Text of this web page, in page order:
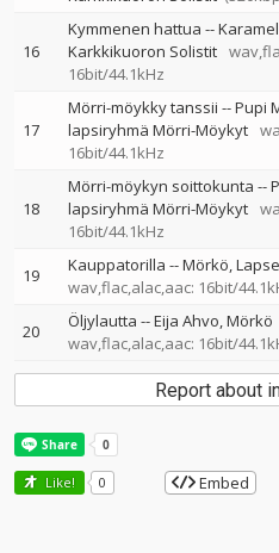
16
Kymmenen hattua --
Karkkikuoron Solistit
16bit/44.1kHz
17
Mörri-möykky tanssii --Pupi
lapsiryhmä Mörri-Möykyt
16bit/44.1kHz
18
Mörri-möykyn soittokunta --
lapsiryhmä Mörri-Möykyt
16bit/44.1kHz
19 Kauppatorilla --Mörkö
wav,flac,alac,aac: 16bit/
20 Öljylautta --Eija Ahvo Mörkö
wav,flac,alac,aac: 16bit/
Report about
Like! 0 Embed